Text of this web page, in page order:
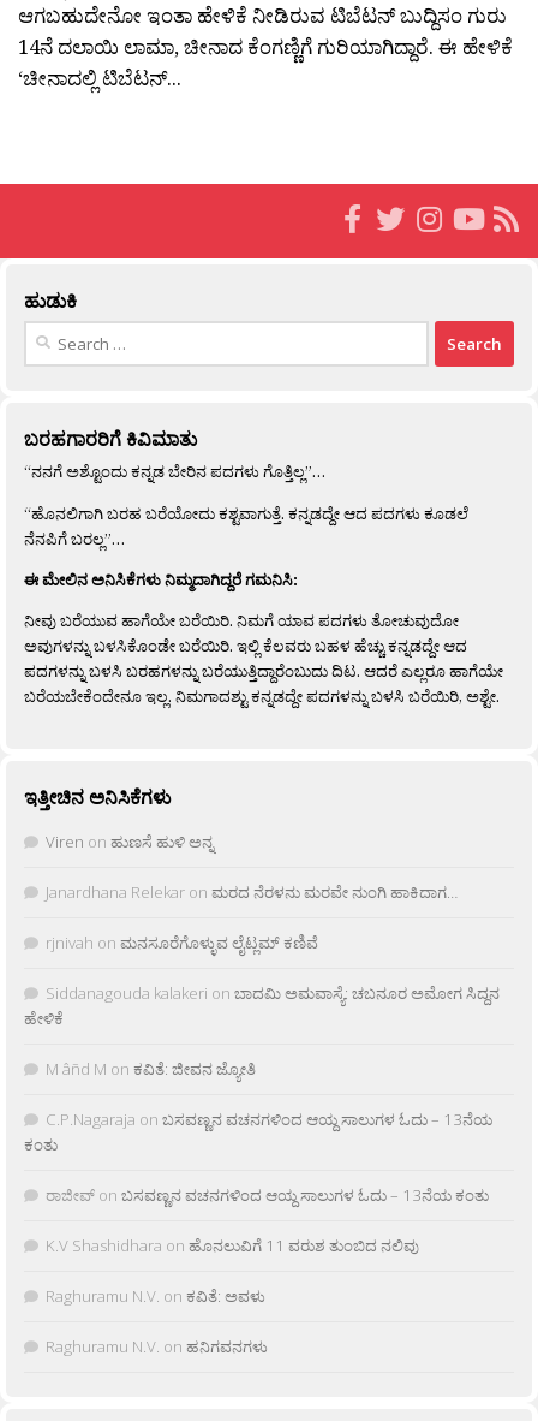
ಆಗಬಹುದೇನೋ ಇಂತಾ ಹೇಳಿಕೆ ನೀಡಿರುವ ಟಿಬೆಟನ್ ಬುದ್ದಿಸಂ ಗುರು
14ನೆ ದಲಾಯಿ ಲಾಮಾ, ಚೀನಾದ ಕೆಂಗಣ್ಣಿಗೆ ಗುರಿಯಾಗಿದ್ದಾರೆ. ಈ ಹೇಳಿಕೆ
‘ಚೀನಾದಲ್ಲಿ ಟಿಬೆಟನ್...
ಹುಡುಕಿ
Search
ಬರಹಗಾರರಿಗೆ ಕಿವಿಮಾತು
“ನನಗೆ ಅಶ್ಟೊಂದು ಕನ್ನಡ ಬೇರಿನ ಪದಗಳು ಗೊತ್ತಿಲ್ಲ”…
“ಹೊನಲಿಗಾಗಿ ಬರಹ ಬರೆಯೋದು ಕಶ್ಟವಾಗುತ್ತೆ. ಕನ್ನಡದ್ದೇ ಆದ ಪದಗಳು ಕೂಡಲೆ
ನೆನಪಿಗೆ ಬರಲ್ಲ”…
ಈ ಮೇಲಿನ ಅನಿಸಿಕೆಗಳು ನಿಮ್ಮದಾಗಿದ್ದರೆ ಗಮನಿಸಿ:
ನೀವು ಬರೆಯುವ ಹಾಗೆಯೇ ಬರೆಯಿರಿ. ನಿಮಗೆ ಯಾವ ಪದಗಳು ತೋಚುವುದೋ
ಅವುಗಳನ್ನು ಬಳಸಿಕೊಂಡೇ ಬರೆಯಿರಿ. ಇಲ್ಲಿ ಕೆಲವರು ಬಹಳ ಹೆಚ್ಚು ಕನ್ನಡದ್ದೇ ಆದ
ಪದಗಳನ್ನು ಬಳಸಿ ಬರಹಗಳನ್ನು ಬರೆಯುತ್ತಿದ್ದಾರೆಂಬುದು ದಿಟ. ಆದರೆ ಎಲ್ಲರೂ ಹಾಗೆಯೇ
ಬರೆಯಬೇಕೆಂದೇನೂ ಇಲ್ಲ. ನಿಮಗಾದಶ್ಟು ಕನ್ನಡದ್ದೇ ಪದಗಳನ್ನು ಬಳಸಿ ಬರೆಯಿರಿ, ಅಶ್ಟೇ.
ಇತ್ತೀಚಿನ ಅನಿಸಿಕೆಗಳು
Viren on ಹುಣಸೆ ಹುಳಿ ಅನ್ನ
Janardhana Relekar on ಮರದ ನೆರಳನು ಮರವೇ ನುಂಗಿ ಹಾಕಿದಾಗ…
rjnivah on ಮನಸೂರೆಗೊಳ್ಳುವ ಲೈಟ್ಲಮ್ ಕಣಿವೆ
Siddanagouda kalakeri on ಬಾದಮಿ ಅಮವಾಸ್ಯೆ: ಚಬನೂರ ಅಮೋಗ ಸಿದ್ದನ
ಹೇಳಿಕೆ
M âñd M on ಕವಿತೆ: ಜೀವನ ಜ್ಯೋತಿ
C.P.Nagaraja on ಬಸವಣ್ಣನ ವಚನಗಳಿಂದ ಆಯ್ದ ಸಾಲುಗಳ ಓದು – 13ನೆಯ
ಕಂತು
ರಾಜೀವ್ on ಬಸವಣ್ಣನ ವಚನಗಳಿಂದ ಆಯ್ದ ಸಾಲುಗಳ ಓದು – 13ನೆಯ ಕಂತು
K.V Shashidhara on ಹೊನಲುವಿಗೆ 11 ವರುಶ ತುಂಬಿದ ನಲಿವು
Raghuramu N.V. on ಕವಿತೆ: ಅವಳು
Raghuramu N.V. on ಹನಿಗವನಗಳು